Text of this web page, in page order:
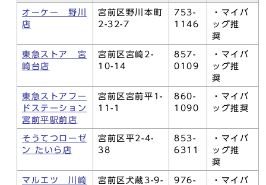
オーケー 野川
店
宮前区野川本町
2-32-7
753-
1146
・マイバ
ッグ推
奨
東急ストア 宮
崎台店
宮前区宮崎2-
10-14
857-
0109
・マイバ
ッグ推
奨
東急ストアフー
ドステーション
宮前平駅前店
宮前区宮前平1-
11-1
860-
1090
・マイバ
ッグ推奨
そうてつローゼ
ン たいら店
宮前区平2-4-
38
853-
6311
・マイバ
ッグ推
奨
マルエツ 川崎
宮前区犬蔵3-9-
976-
・マイバ